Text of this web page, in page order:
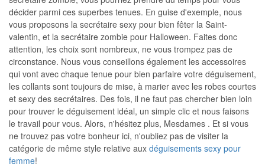
décider parmi ces superbes tenues. En guise d'exemple, nous
vous proposons la secrétaire sexy pour bien fêter la Saint-
valentin, et la secrétaire zombie pour Halloween. Faites donc
attention, les choix sont nombreux, ne vous trompez pas de
circonstance. Nous vous conseillons également les accessoires
qui vont avec chaque tenue pour bien parfaire votre déguisement,
les collants sont toujours de mise, à marier avec les robes courtes
et sexy des secrétaires. Des fois, il ne faut pas chercher bien loin
pour trouver le déguisement idéal, un simple clic et nous faisons
le travail pour vous. Alors, n'hésitez plus, Mesdames . Et si vous
ne trouvez pas votre bonheur ici, n'oubliez pas de visiter la
catégorie de même style relative aux déguisements sexy pour
femme!